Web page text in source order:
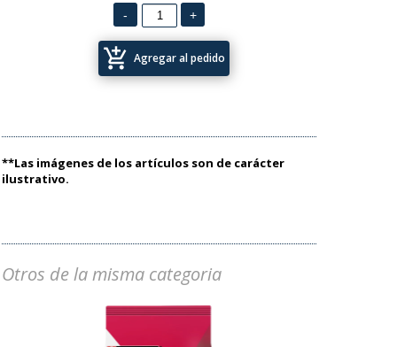
add_shopping_cart Agregar al pedido
**Las imágenes de los artículos son de carácter
ilustrativo.
Otros de la misma categoria